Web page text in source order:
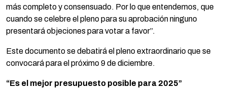
más completo y consensuado. Por lo que entendemos, que
cuando se celebre el pleno para su aprobación ninguno
presentará objeciones para votar a favor”.
Este documento se debatirá el pleno extraordinario que se
convocará para el próximo 9 de diciembre.
“Es el mejor presupuesto posible para 2025”